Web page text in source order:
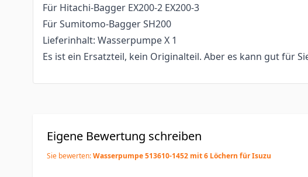
Für Hitachi-Bagger EX200-2 EX200-3
Für Sumitomo-Bagger SH200
Lieferinhalt: Wasserpumpe X 1
Es ist ein Ersatzteil, kein Originalteil. Aber es kann gut für
Eigene Bewertung schreiben
Sie bewerten:Wasserpumpe 513610-1452 mit 6 Löchern für Isuzu